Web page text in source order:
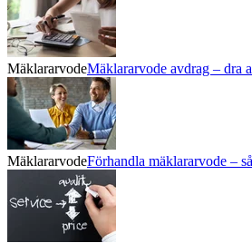
MäklararvodeMäklararvode avdrag – dra
MäklararvodeFörhandla mäklararvode –